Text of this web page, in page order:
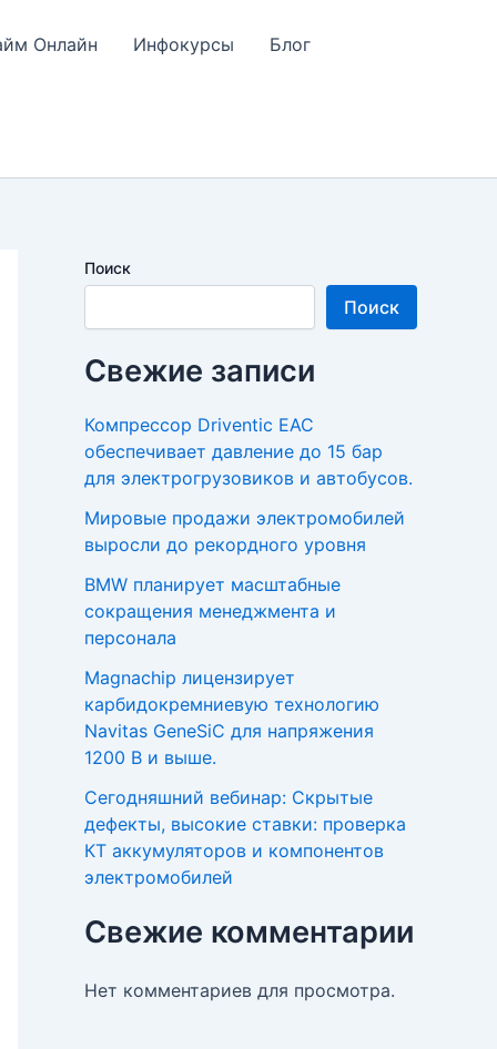
Онлайн Инфокурсы Блог
Поиск
Поиск
Свежие записи
Компрессор Driventic EAC
обеспечивает давление до 15 бар
для электрогрузовиков и автобусов.
Мировые продажи электромобилей
выросли до рекордного уровня
BMW планирует масштабные
сокращения менеджмента и
персонала
Magnachip лицензирует
карбидокремниевую технологию
Navitas GeneSiC для напряжения
1200 В и выше.
Сегодняшний вебинар: Скрытые
дефекты, высокие ставки: проверка
КТ аккумуляторов и компонентов
электромобилей
Свежие комментарии
Нет комментариев для просмотра.